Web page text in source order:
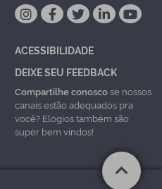
ACESSIBILIDADE
DEIXE SEU FEEDBACK
Compartilhe conoscose nossos
canais estão adequados pra
você? Elogios também são
super bem vindos!